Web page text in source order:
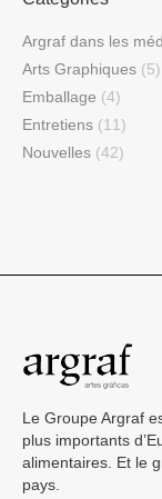
Argraf dans les
Arts Graphiques (5)
Emballage (4)
Entretiens (11)
Nouvelles (42)
Le Groupe Argraf
plus importants
alimentaires. Et le
pays.